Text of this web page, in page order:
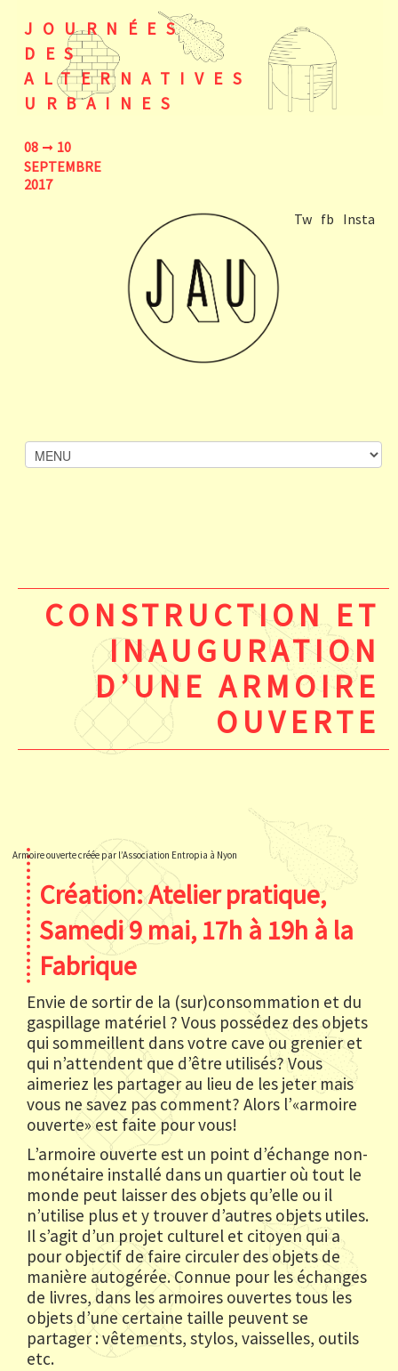
08
10
SEPTEMBRE
2017
JOURNÉES
DES
ALTERNATIVES
URBAINES
Tw fb Insta
CONSTRUCTION ET
INAUGURATION
D’UNE ARMOIRE
OUVERTE
Armoire ouverte créée par l’Association Entropia à Nyon
Création: Atelier pratique,
Samedi 9 mai, 17h à 19h à la
Fabrique
Envie de sortir de la (sur)consommation et du
gaspillage matériel ? Vous possédez des objets
qui sommeillent dans votre cave ou grenier et
qui n’attendent que d’être utilisés? Vous
aimeriez les partager au lieu de les jeter mais
vous ne savez pas comment? Alors l’«armoire
ouverte» est faite pour vous!
L’armoire ouverte est un point d’échange non-
monétaire installé dans un quartier où tout le
monde peut laisser des objets qu’elle ou il
n’utilise plus et y trouver d’autres objets utiles.
Il s’agit d’un projet culturel et citoyen qui a
pour objectif de faire circuler des objets de
manière autogérée. Connue pour les échanges
de livres, dans les armoires ouvertes tous les
objets d’une certaine taille peuvent se
partager : vêtements, stylos, vaisselles, outils
etc.